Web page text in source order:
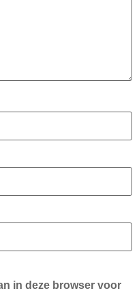
in deze browser voor